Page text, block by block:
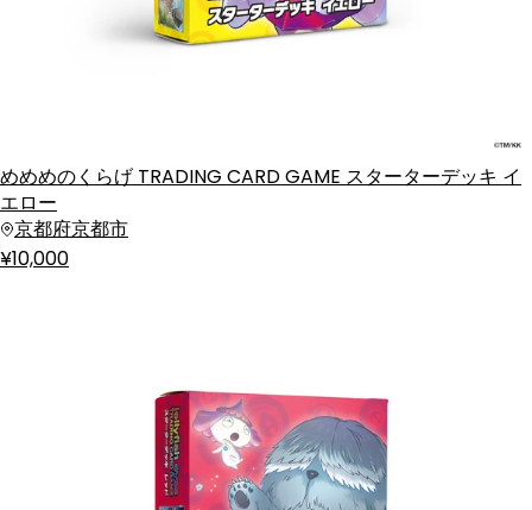
めめめのくらげ TRADING CARD GAME スターターデッキ イ
エロー
京都府京都市
¥10,000